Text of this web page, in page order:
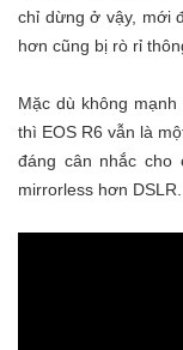
chỉ dừng ở vậy, mới
hơn cũng bị rò rỉ
Mặc dù không
thì EOS R6 vẫn là
đáng cân nhắc cho
mirrorless hơn DSLR.